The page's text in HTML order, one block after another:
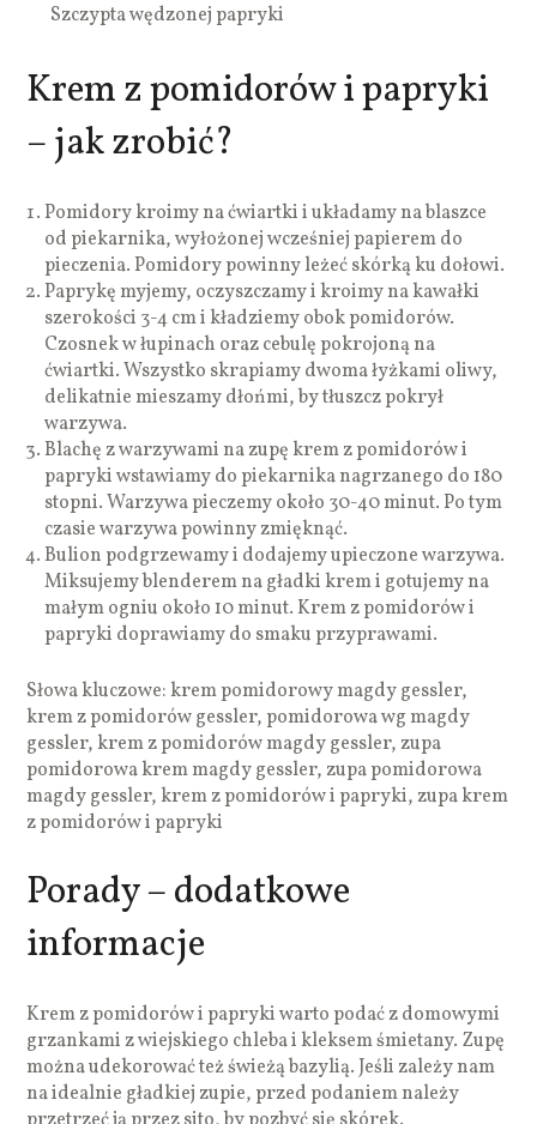
Szczypta wędzonej papryki
Krem z pomidorów i papryki
– jak zrobić?
Pomidory kroimy na ćwiartki i układamy na blaszce
od piekarnika, wyłożonej wcześniej papierem do
pieczenia. Pomidory powinny leżeć skórką ku dołowi.
Paprykę myjemy, oczyszczamy i kroimy na kawałki
szerokości 3-4 cm i kładziemy obok pomidorów.
Czosnek w łupinach oraz cebulę pokrojoną na
ćwiartki. Wszystko skrapiamy dwoma łyżkami oliwy,
delikatnie mieszamy dłońmi, by tłuszcz pokrył
warzywa.
Blachę z warzywami na zupę krem z pomidorów i
papryki wstawiamy do piekarnika nagrzanego do 180
stopni. Warzywa pieczemy około 30-40 minut. Po tym
czasie warzywa powinny zmięknąć.
Bulion podgrzewamy i dodajemy upieczone warzywa.
Miksujemy blenderem na gładki krem i gotujemy na
małym ogniu około 10 minut. Krem z pomidorów i
papryki doprawiamy do smaku przyprawami.
Słowa kluczowe: krem pomidorowy magdy gessler,
krem z pomidorów gessler, pomidorowa wg magdy
gessler, krem z pomidorów magdy gessler, zupa
pomidorowa krem magdy gessler, zupa pomidorowa
magdy gessler, krem z pomidorów i papryki, zupa krem
z pomidorów i papryki
Porady – dodatkowe
informacje
Krem z pomidorów i papryki warto podać z domowymi
grzankami z wiejskiego chleba i kleksem śmietany. Zupę
można udekorować też świeżą bazylią. Jeśli zależy nam
na idealnie gładkiej zupie, przed podaniem należy